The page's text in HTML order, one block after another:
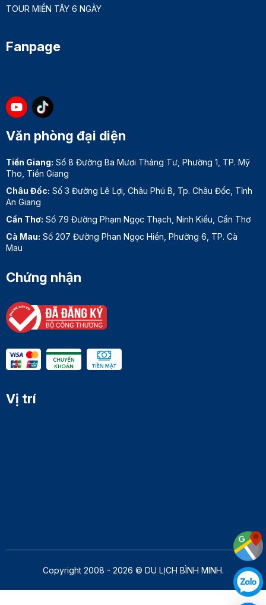
TOUR MIỀN TÂY 6 NGÀY
Fanpage
Văn phòng đại diện
Tiền Giang: Số 8 Đường Ba Mươi Tháng Tư, Phường 1, TP. Mỹ
Tho, Tiền Giang
Châu Đốc: Số 3 Đường Lê Lợi, Châu Phú B, Tp. Châu Đốc, Tỉnh
An Giang
Cần Thơ: Số 79 Đường Phạm Ngọc Thạch, Ninh Kiều, Cần Thơ
Cà Mau: Số 207 Đường Phan Ngọc Hiển, Phường 6, TP. Cà
Mau
Chứng nhận
Vị trí
Copyright 2008 - 2026 © DU LỊCH BÌNH MINH.